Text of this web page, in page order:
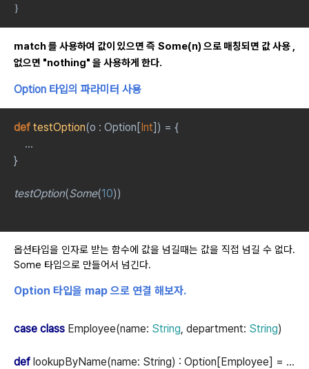
}
match 를 사용하여 값이 있으면 즉 Some(n) 으로 매칭되면 값 사용 ,
없으면 "nothing" 을 사용하게 한다.
Option 타입의 파라미터 사용
def testOption(o : Option[Int]) = {
...
}
testOption(Some(10))
옵션타입을 인자로 받는 함수에 값을 넘길때는 값을 직접 넘길 수 없다.
Some 타입으로 만들어서 넘긴다.
Option 타입을 map 으로 연결 해보자.
case class Employee(name: String, department: String)
def lookupByName(name: String) : Option[Employee] = ...